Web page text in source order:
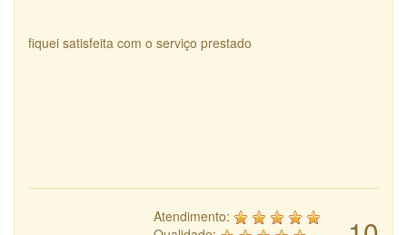
fiquei satisfeita com o serviço prestado
Atendimento: